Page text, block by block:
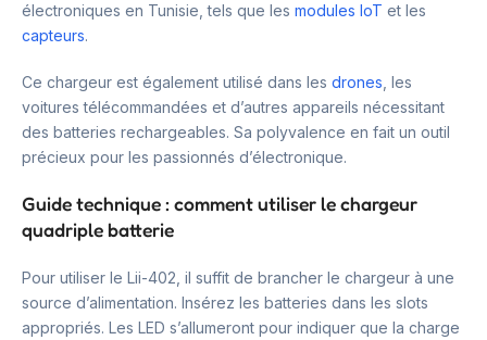
électroniques en Tunisie, tels que les modules IoT et les
capteurs.
Ce chargeur est également utilisé dans les drones , les
voitures télécommandées et d’autres appareils nécessitant
des batteries rechargeables. Sa polyvalence en fait un outil
précieux pour les passionnés d’électronique.
Guide technique : comment utiliser le chargeur
quadriple batterie
Pour utiliser le Lii-402, il suffit de brancher le chargeur à une
source d’alimentation. Insérez les batteries dans les slots
appropriés. Les LED s’allumeront pour indiquer que la charge